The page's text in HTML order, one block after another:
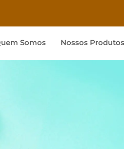
Somos Nossos Produtos